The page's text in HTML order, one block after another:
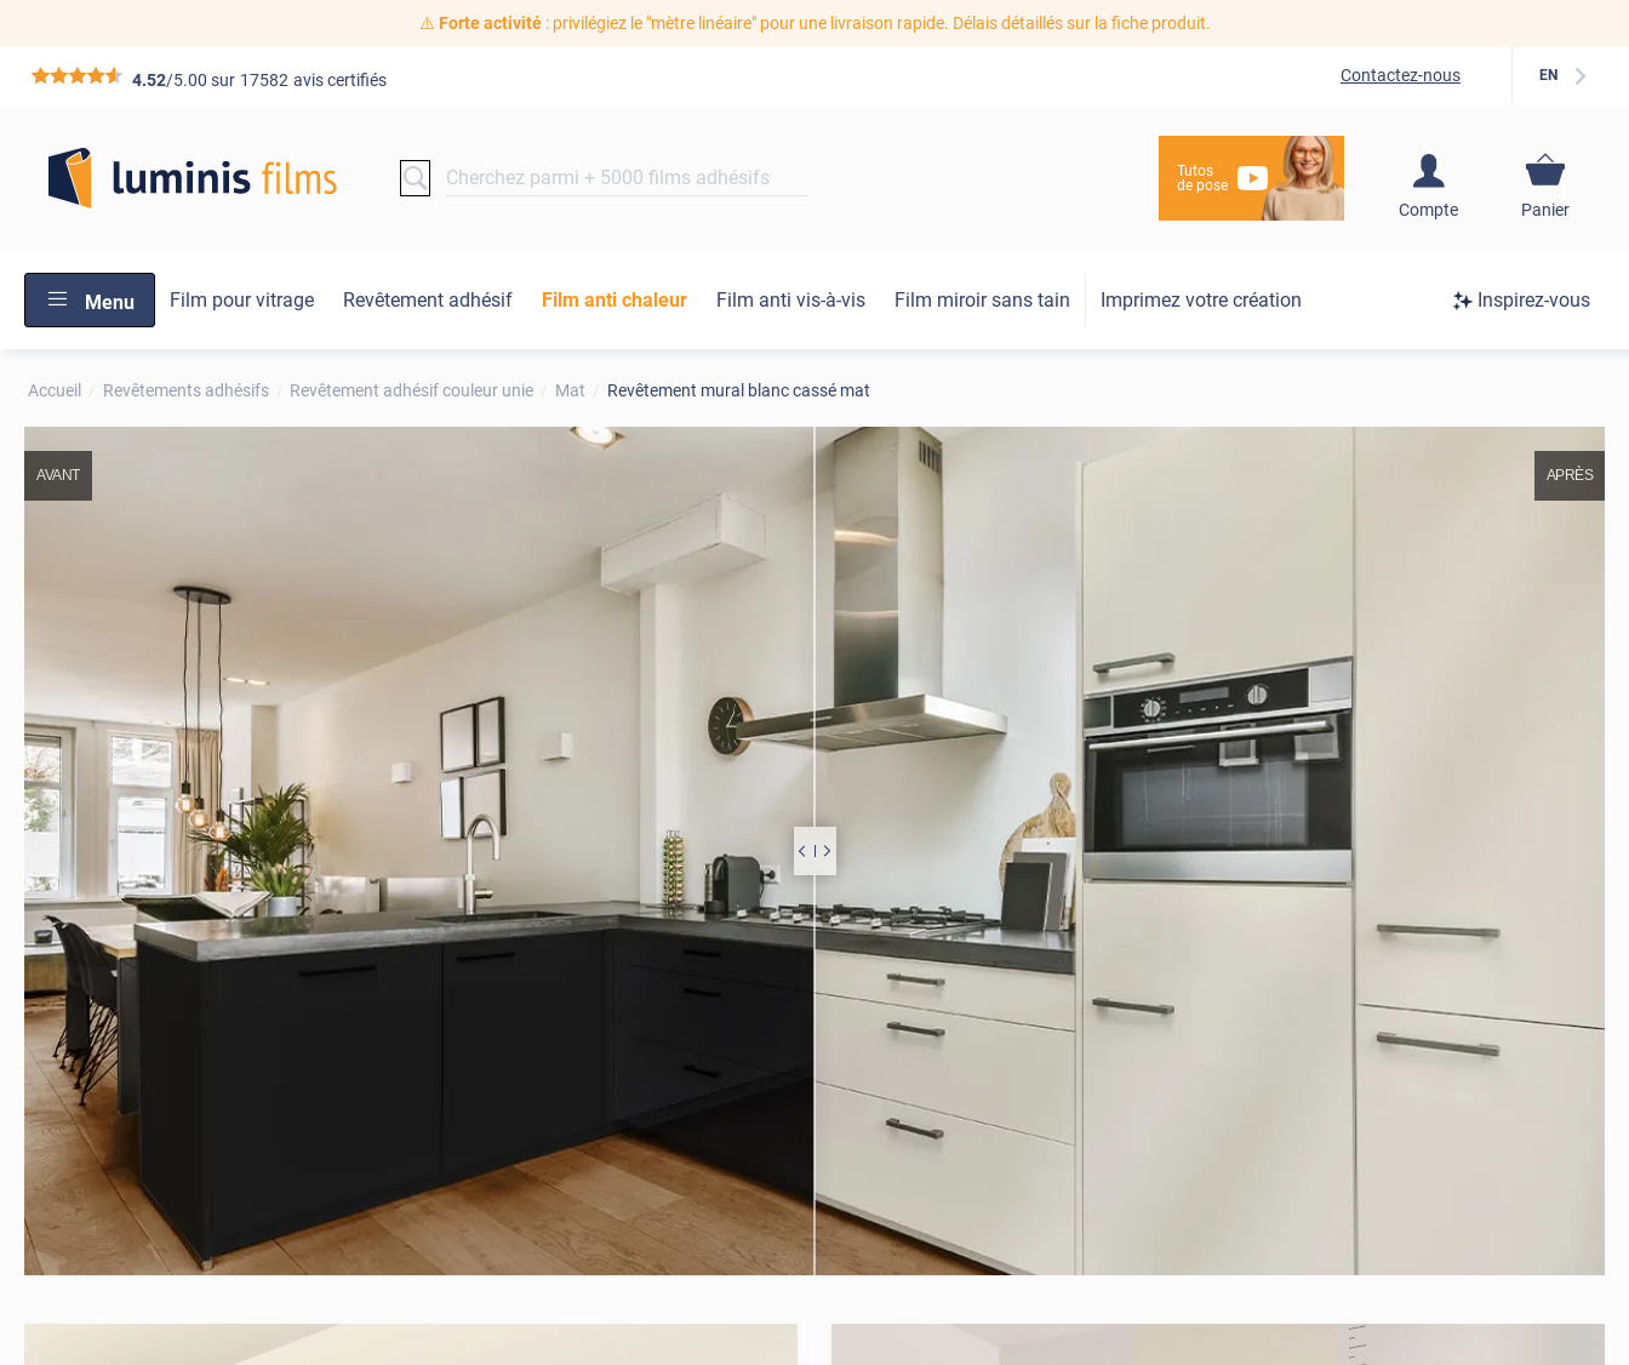
⚠️ Forte activité: privilégiez le "mètre linéaire" pour une livraison rapide. Délais détaillés sur la fiche produit.
*****4.52/5.00 sur 17582 avis certifiés Contactez-nous EN
Tutos
de pose
Compte
S'inscrire / Se
Panier
Menu Film pour vitrage Revêtement adhésif Film anti chaleur Film anti vis-à-vis Film miroir sans tain Imprimez votre création Inspirez-vous
Accueil Revêtements adhésifs Revêtement adhésif couleur unie Mat Revêtement mural blanc cassé mat
AVANT APRÈS